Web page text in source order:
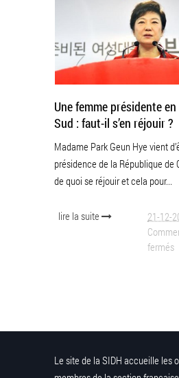
Une femme présidente
Sud : faut-il s’en réjouir ?
Madame Park Geun Hye vient
présidence de la République de
de quoi se réjouir et cela pour...
lire la suite 21-12-
fermés
Le site de la SIDH accueille les